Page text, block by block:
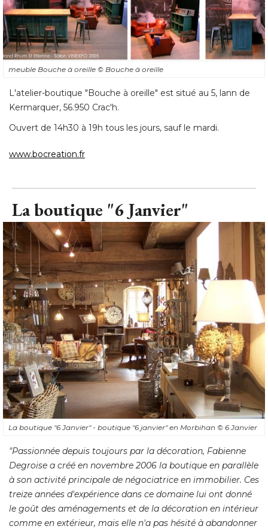
meuble Bouche à oreille © Bouche à oreille
L'atelier-boutique "Bouche à oreille" est situé au 5, lann de
Kermarquer, 56.950 Crac'h.
Ouvert de 14h30 à 19h tous les jours, sauf le mardi.
www.bocreation.fr
La boutique "6 Janvier"
La boutique "6 Janvier" - boutique "6 janvier" en Morbihan © 6 Janvier
"Passionnée depuis toujours par la décoration, Fabienne
Degroise a créé en novembre 2006 la boutique en parallèle
à son activité principale de négociatrice en immobilier. Ces
treize années d'expérience dans ce domaine lui ont donné
le goût des aménagements et de la décoration en intérieur
comme en extérieur, mais elle n'a pas hésité à abandonner